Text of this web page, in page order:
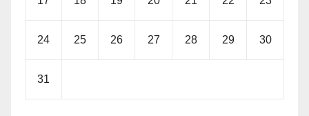
24 25 26 27 28 29 30
31